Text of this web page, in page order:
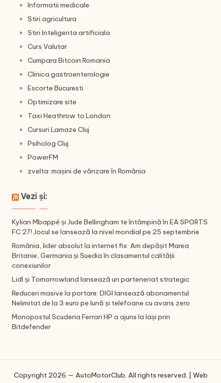
Informatii medicale
Stiri agricultura
Stiri Inteligenta artificiala
Curs Valutar
Cumpara Bitcoin Romania
Clinica gastroenterologie
Escorte Bucuresti
Optimizare site
Taxi Heathrow to London
Cursuri Lamaze Cluj
Psiholog Cluj
PowerFM
zvelta: mașini de vânzare în România
Vezi și:
Kylian Mbappé și Jude Bellingham te întâmpină în EA SPORTS
FC 27! Jocul se lansează la nivel mondial pe 25 septembrie
România, lider absolut la internet fix: Am depășit Marea
Britanie, Germania și Suedia în clasamentul calității
conexiunilor
Lidl și Tomorrowland lansează un parteneriat strategic
Reduceri masive la portare: DIGI lansează abonamentul
Nelimitat de la 3 euro pe lună și telefoane cu avans zero
Monopostul Scuderia Ferrari HP a ajuns la Iași prin
Bitdefender
Copyright 2026 — AutoMotorClub. All rights reserved. | Web